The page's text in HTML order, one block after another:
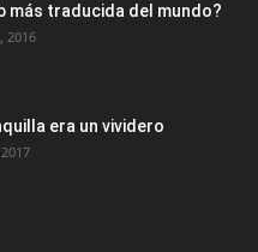
más traducida del mundo?
2016
era un vividero